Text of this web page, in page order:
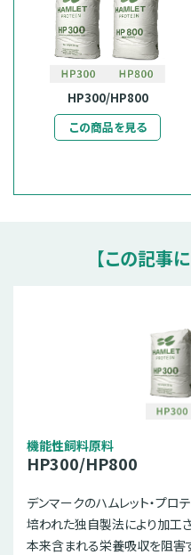
HP300/HP800
この商品を見る
【この記事
機能性飼料原料
HP300/HP800
デンマークのハムレット・プ
培われた独自製法により加工
本来含まれる栄養吸収を阻